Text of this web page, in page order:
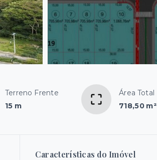
Terreno Frente
15 m
Área Total
718,50 m²
Características do Imóvel